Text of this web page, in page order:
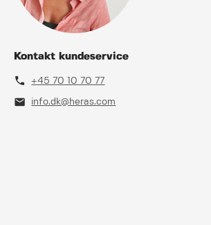
Kontakt kundeservice
phone +45 70 10 70 77
mail info.dk@heras.com